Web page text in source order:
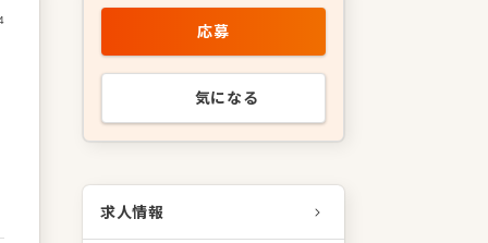
応募
気になる
求人情報